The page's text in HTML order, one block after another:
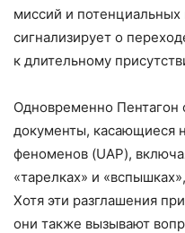
миссий и
сигнализирует о
к длительному
Одновременно Пентагон
документы, касающиеся
феноменов (UAP),
«тарелках» и
Хотя эти разглашения
они также вызывают